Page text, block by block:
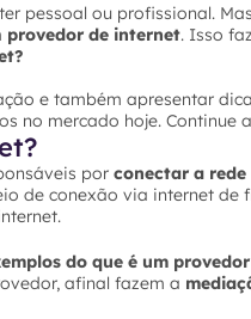
pessoal ou profissional.
provedor de internet. Isso
e também apresentar
no mercado hoje. Continue
por conectar a
de conexão via internet
do que é um
afinal fazem a